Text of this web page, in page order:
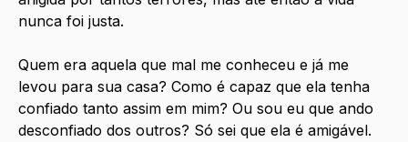
nunca foi justa.
Quem era aquela que mal me conheceu e já me
levou para sua casa? Como é capaz que ela tenha
confiado tanto assim em mim? Ou sou eu que ando
desconfiado dos outros? Só sei que ela é amigável.